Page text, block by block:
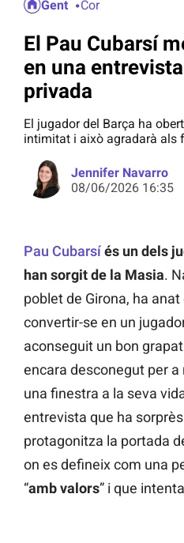
Gent Cor
El Pau Cubarsí
en una
privada
El jugador del Barça ha
intimitat i això agradarà als
Jennifer Navarro
08/06/2026 16:35
Pau Cubarsíés un dels
han sorgit de la Masia.
poblet de Girona, ha
convertir-se en un
aconseguit un bon
encara desconegut per a
una finestra a la seva
entrevista que ha
protagonitza la portada
on es defineix com una
“amb valors” i que